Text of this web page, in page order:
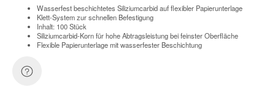
Wasserfest beschichtetes Siliziumcarbid auf flexibler Papierunterlage
Klett-System zur schnellen Befestigung
Inhalt: 100 Stück
Siliziumcarbid-Korn für hohe Abtragsleistung bei feinster Oberfläche
Flexible Papierunterlage mit wasserfester Beschichtung